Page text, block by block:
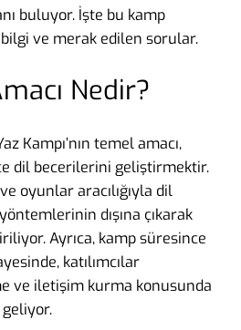
buluyor. İşte bu kamp
ve merak edilen sorular.
Nedir?
Kampı’nın temel amacı,
dil becerilerini geliştirmektir.
oyunlar aracılığıyla dil
dışına çıkarak
Ayrıca, kamp süresince
katılımcılar
ve iletişim kurma konusunda